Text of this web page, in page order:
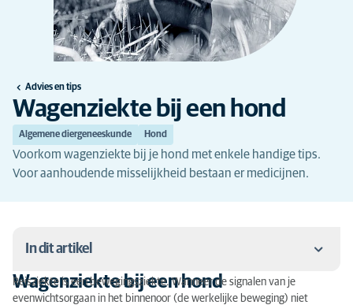
Advies en tips
Wagenziekte bij een hond
Algemene diergeneeskunde Hond
Voorkom wagenziekte bij je hond met enkele handige tips.
Voor aanhoudende misselijkheid bestaan er medicijnen.
In dit artikel
Wagenziekte bij een hond
Wagenziekte bij een hond
Reisziekte is een bewegingsziekte. Wanneer de signalen van je
evenwichtsorgaan in het binnenoor (de werkelijke beweging) niet